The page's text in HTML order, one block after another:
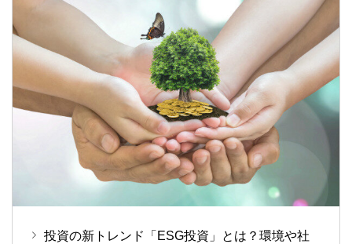
投資の新トレンド「ESG投資」とは？環境や社